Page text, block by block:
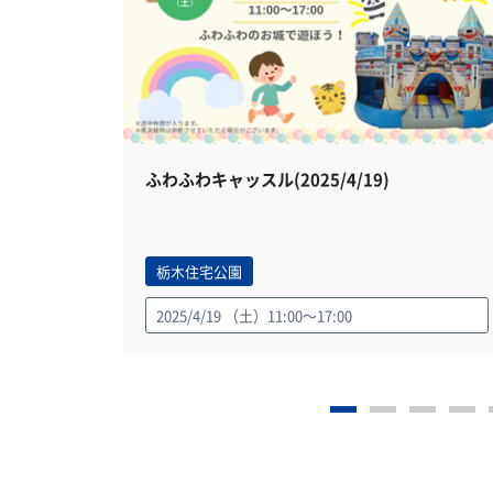
ふわふわキャッスル(2025/4/19)
栃木住宅公園
2025/4/19 （土）11:00～17:00